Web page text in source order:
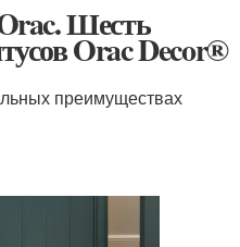
Шесть
Orac Decor®
преимуществах